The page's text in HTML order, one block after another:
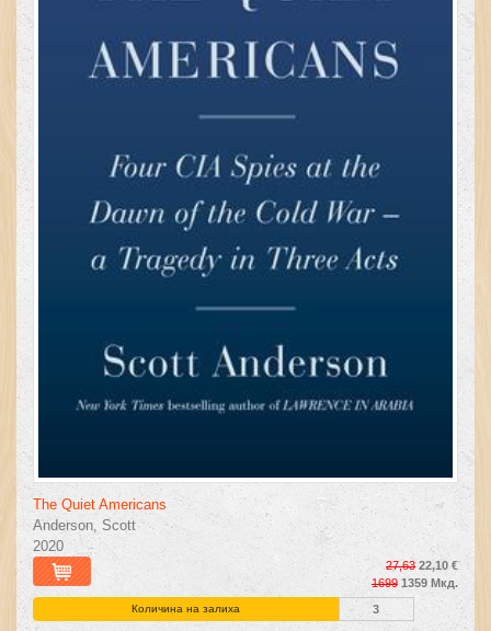
The Quiet Americans
Anderson, Scott
2020
27,63 22,10 €
1699 1359 Мкд.
Количина на залиха 3